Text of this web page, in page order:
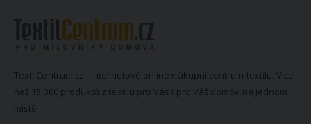
TextilCentrum.cz - internetové online nákupní centrum textilu. Více
než 15 000 produktů z textilu pro Vás i pro Váš domov na jednom
místě.